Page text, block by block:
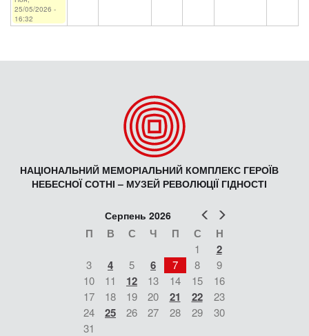
25/05/2026 -
16:32
НАЦІОНАЛЬНИЙ МЕМОРІАЛЬНИЙ КОМПЛЕКС ГЕРОЇВ
НЕБЕСНОЇ СОТНІ – МУЗЕЙ РЕВОЛЮЦІЇ ГІДНОСТІ
Попер
Серпень 2026
П В С Ч П С Н
1 2
3 4 5 6 7 8
9
10
11 12 13 14 15
16
17
18 19 20 21 22
23
24
25 26 27 28 29
30
31